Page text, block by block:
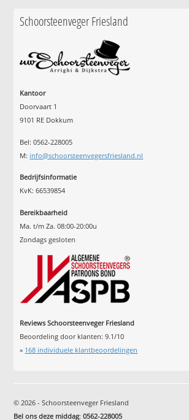
Schoorsteenveger Friesland
Kantoor
Doorvaart 1
9101 RE Dokkum
Bel: 0562-228005
M: info@schoorsteenvegersfriesland.nl
Bedrijfsinformatie
KvK: 66539854
Bereikbaarheid
Ma. t/m Za. 08:00-20:00u
Zondags gesloten
Reviews Schoorsteenveger Friesland
Beoordeling door klanten:9.1/10
» 168 individuele klantbeoordelingen
© 2026 - Schoorsteenveger Friesland
Bel ons deze middag:0562-228005